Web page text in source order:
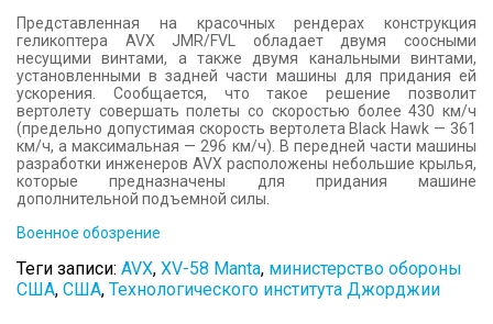
Представленная на красочных рендерах конструкция
геликоптера AVX JMR/FVL обладает двумя соосными
несущими винтами, а также двумя канальными винтами,
установленными в задней части машины для придания ей
ускорения. Сообщается, что такое решение позволит
вертолету совершать полеты со скоростью более 430 км/ч
(предельно допустимая скорость вертолета Black Hawk — 361
км/ч, а максимальная — 296 км/ч). В передней части машины
разработки инженеров AVX расположены небольшие крылья,
которые предназначены для придания машине
дополнительной подъемной силы.
Военное обозрение
Теги записи: AVX, XV-58 Manta, министерство обороны
США, США, Технологического института Джорджии